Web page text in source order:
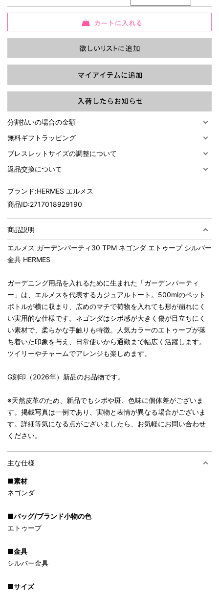
分割払いの場合の金額
無料ギフトラッピング
ブレスレットサイズの調整について
返品交換について
ブランド:HERMES エルメス
商品ID:2717018929190
商品説明
エルメス ガーデンパーティ30 TPM ネゴンダ エトゥープ シルバー
金具 HERMES
ガーデニング用品を入れるために生まれた「ガーデンパーティ
ー」は、エルメスを代表するカジュアルトート。500mlのペット
ボトルが横に収まり、広めのマチで荷物を入れても形が崩れにく
い実用的な仕様です。ネゴンダはシボ感が大きく傷が目立ちにく
い素材で、柔らかな手触りも特徴。人気カラーのエトゥープが落
ち着いた印象を与え、日常使いから通勤まで幅広く活躍します。
ツイリーやチャームでアレンジも楽しめます。
G刻印（2026年）新品のお品物です。
※天然皮革のため、新品でもシボや斑、色味に個体差がございま
す。掲載写真は一例であり、実物と表情が異なる場合がございま
す。詳細等気になる点がございましたら、お気軽にお問い合わせ
ください。
主な仕様
■素材
ネゴンダ
■バッグ/ブランド小物の色
エトゥープ
■金具
シルバー金具
■サイズ